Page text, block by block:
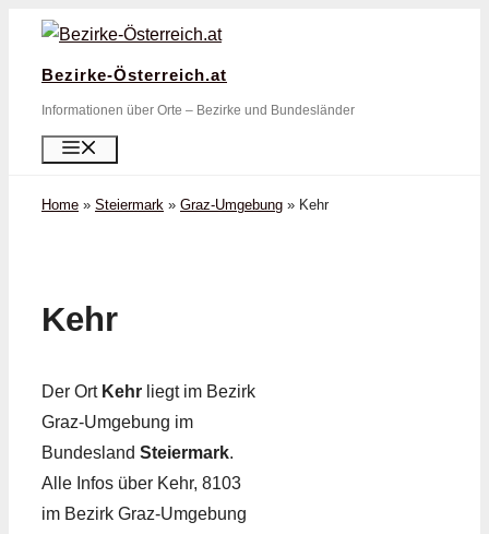
Zum
springen
Bezirke-Österreich.at
Informationen über Orte – Bezirke und Bundesländer
Home » Steiermark » Graz-Umgebung » Kehr
Kehr
Der Ort Kehr liegt im Bezirk
Graz-Umgebung im
Bundesland Steiermark.
Alle Infos über Kehr, 8103
im Bezirk Graz-Umgebung